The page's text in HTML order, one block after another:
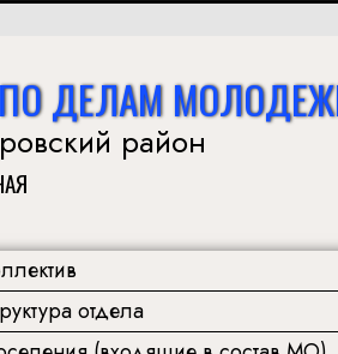
ДЕЛАМ
район
отдела